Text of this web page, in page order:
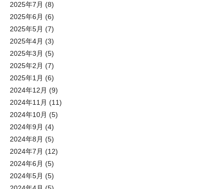
2025年7月 (8)
2025年6月 (6)
2025年5月 (7)
2025年4月 (3)
2025年3月 (5)
2025年2月 (7)
2025年1月 (6)
2024年12月 (9)
2024年11月 (11)
2024年10月 (5)
2024年9月 (4)
2024年8月 (5)
2024年7月 (12)
2024年6月 (5)
2024年5月 (5)